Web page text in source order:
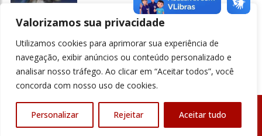
Valorizamos sua privacidade
Utilizamos cookies para aprimorar sua experiência de
navegação, exibir anúncios ou conteúdo personalizado e
analisar nosso tráfego. Ao clicar em “Aceitar todos”, você
concorda com nosso uso de cookies.
Personalizar Rejeitar Aceitar tudo
As empresas precisam considerar os
direitos e...
© Revista Ensino Superior - Todos os direitos reservados